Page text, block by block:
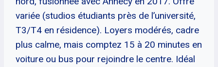
variée (studios étudiants près de l’université,
T3/T4 en résidence). Loyers modérés, cadre
plus calme, mais comptez 15 à 20 minutes en
voiture ou bus pour rejoindre le centre. Idéal